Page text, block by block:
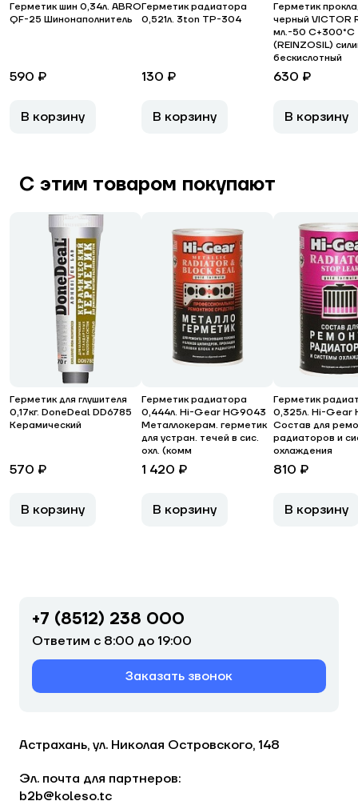
Герметик шин 0,34л. ABRO
QF-25 Шинонаполнитель
590 ₽
В корзину
Герметик радиатора
0,521л. 3ton ТР-304
130 ₽
В корзину
Герметик
черный VICTOR
мл.-50 С+300°С
(REINZOSIL)
бескислотный
630 ₽
В корзину
С этим товаром покупают
Герметик для глушителя
0,17кг. DoneDeal DD6785
Керамический
570 ₽
В корзину
Герметик радиатора
0,444л. Hi-Gear HG9043
Металлокерам. герметик
для устран. течей в сис.
охл. (комм
1 420 ₽
В корзину
Герметик
0,325л. Hi-Gear
Состав для
радиаторов и
охлаждения
810 ₽
В корзину
+7 (8512) 238 000
Ответим с 8:00 до 19:00
Заказать звонок
Астрахань, ул. Николая Островского, 148
Эл. почта для партнеров:
b2b@koleso.tc